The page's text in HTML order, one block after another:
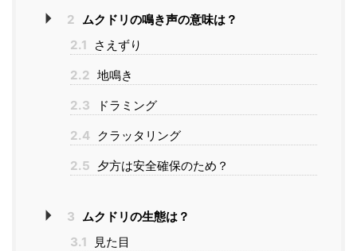
2 ムクドリの鳴き声の意味は？
2.1
さえずり
2.2 地鳴き
2.3
ドラミング
2.4 クラッタリング
2.5 夕方は安全確保のため？
3 ムクドリの生態は？
3.1
見た目